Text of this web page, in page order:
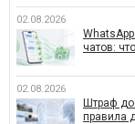
02.08.2026
чатов:
02.08.2026
Штраф до
правила